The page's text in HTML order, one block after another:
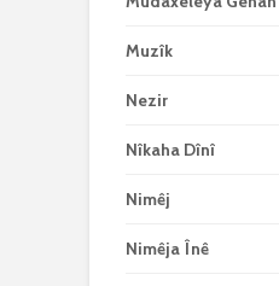
Muzîk
Nezir
Nîkaha Dînî
Nimêj
Nimêja Înê